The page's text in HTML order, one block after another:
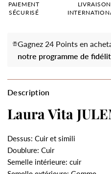
PAIEMENT
SÉCURISÉ
LIVRAISON
Gagnez 24 Points en
notre programme de
Description
Laura Vita
Dessus: Cuir et simili
Doublure: Cuir
Semelle intérieure: cuir